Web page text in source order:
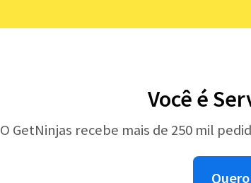
Você é
O GetNinjas recebe mais de 250 mil